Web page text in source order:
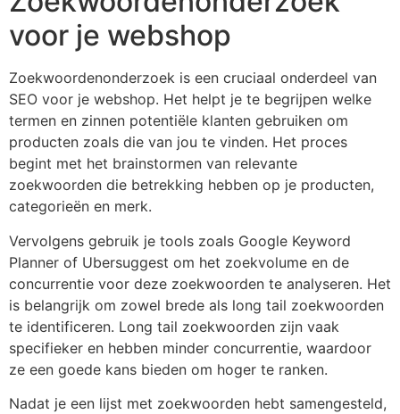
voor je webshop
Zoekwoordenonderzoek is een cruciaal onderdeel van
SEO voor je webshop. Het helpt je te begrijpen welke
termen en zinnen potentiële klanten gebruiken om
producten zoals die van jou te vinden. Het proces
begint met het brainstormen van relevante
zoekwoorden die betrekking hebben op je producten,
categorieën en merk.
Vervolgens gebruik je tools zoals Google Keyword
Planner of Ubersuggest om het zoekvolume en de
concurrentie voor deze zoekwoorden te analyseren. Het
is belangrijk om zowel brede als long tail zoekwoorden
te identificeren. Long tail zoekwoorden zijn vaak
specifieker en hebben minder concurrentie, waardoor
ze een goede kans bieden om hoger te ranken.
Nadat je een lijst met zoekwoorden hebt samengesteld,